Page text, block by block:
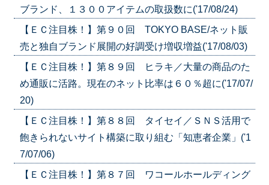
ブランド、１３００アイテムの取扱数に('17/08/24)
【ＥＣ注目株！】第９０回 TOKYO BASE/ネット販
売と独自ブランド展開の好調受け増収増益('17/08/03)
【ＥＣ注目株！】第８９回 ヒラキ／大量の商品のた
め通販に活路。現在のネット比率は６０％超に('17/07/
20)
【ＥＣ注目株！】第８８回 タイセイ／ＳＮＳ活用で
飽きられないサイト構築に取り組む「知恵者企業」('1
7/07/06)
【ＥＣ注目株！】第８７回 ワコールホールディング